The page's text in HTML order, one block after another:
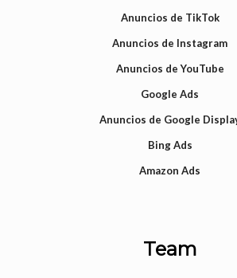
Anuncios de TikTok
Anuncios de Instagram
Anuncios de YouTube
Google Ads
Anuncios de Google
Bing Ads
Amazon Ads
Team